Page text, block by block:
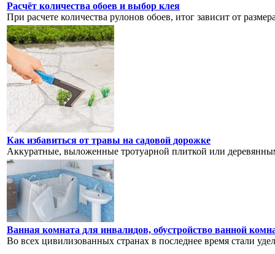
Расчёт количества обоев и выбор клея
При расчете количества рулонов обоев, итог зависит от
Как избавиться от травы на садовой дорожке
Аккуратные, выложенные тротуарной плиткой или
Ванная комната для инвалидов, обустройство ванной
Во всех цивилизованных странах в последнее время стали